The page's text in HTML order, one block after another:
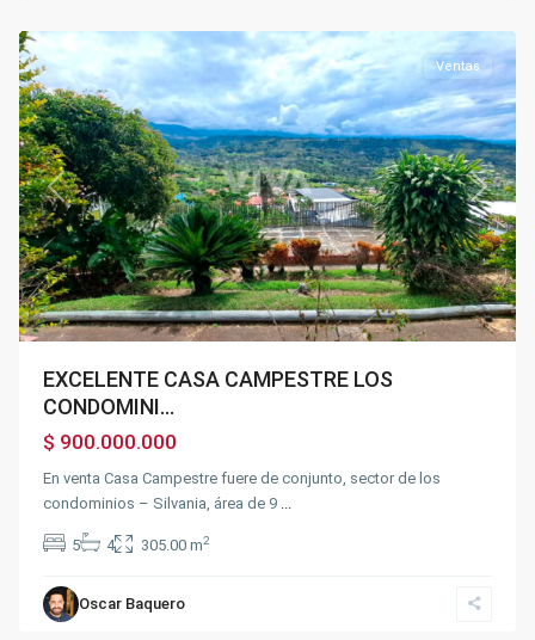
Previous Next
Ventas
EXCELENTE CASA CAMPESTRE LOS
CONDOMINI...
$ 900.000.000
En venta Casa Campestre fuere de conjunto, sector de los
condominios – Silvania, área de 9
5 4 305.00 m2
Oscar Baquero